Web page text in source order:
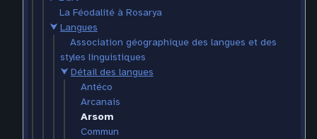
La Féodalité à Rosarya
⮟ Langues
Association géographique des langues et des
styles linguistiques
⮟ Détail des langues
Antéco
Arcanais
Arsom
Commun